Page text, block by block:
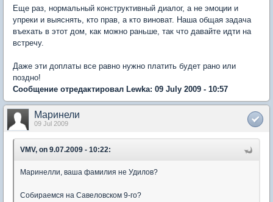
Еще раз, нормальный конструктивный диалог, а не эмоции и
упреки и выяснять, кто прав, а кто виноват. Наша общая задача
въехать в этот дом, как можно раньше, так что давайте идти на
встречу.
Даже эти доплаты все равно нужно платить будет рано или
поздно!
Сообщение отредактировал Lewka: 09 July 2009 - 10:57
Маринели
09 Jul 2009
VMV, on 9.07.2009 - 10:22:
Маринелли, ваша фамилия не Удилов?
Собираемся на Савеловском 9-го?